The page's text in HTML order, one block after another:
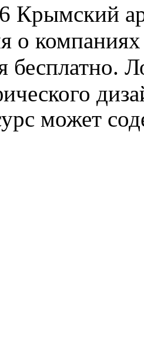
Крымский
о компаниях
бесплатно.
может